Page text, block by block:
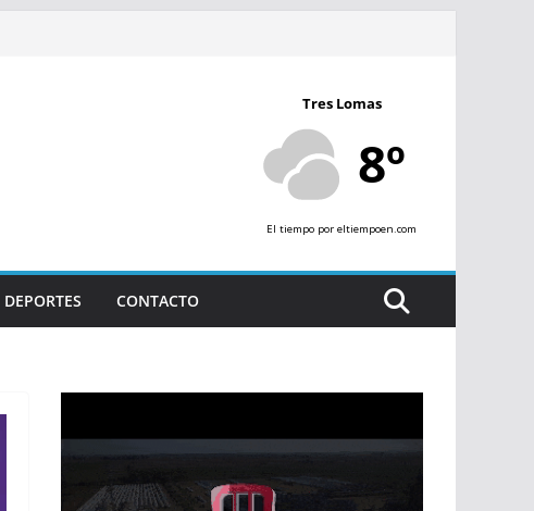
Tres Lomas
8º
El tiempo por eltiempoen.com
DEPORTES CONTACTO